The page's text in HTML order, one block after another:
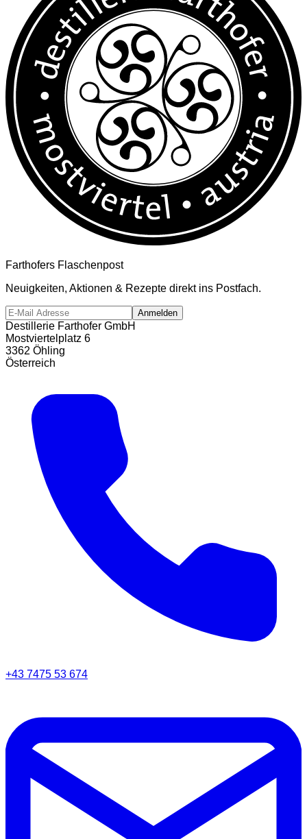
Farthofers Flaschenpost
Neuigkeiten, Aktionen & Rezepte direkt ins Postfach.
Anmelden
Destillerie Farthofer GmbH
Mostviertelplatz 6
3362 Öhling
Österreich
+43 7475 53 674